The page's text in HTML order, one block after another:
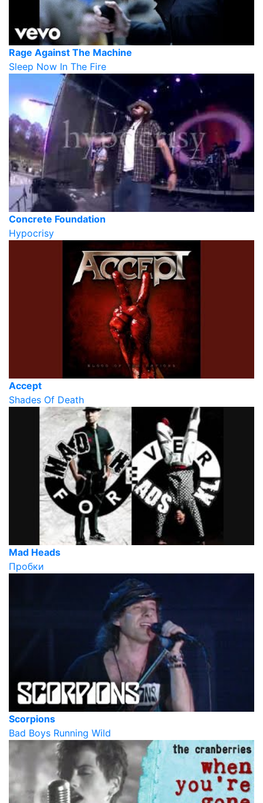
Rage Against The Machine
Sleep Now In The Fire
Concrete Foundation
Hypocrisy
Accept
Shades Of Death
Mad Heads
Пробки
Scorpions
Bad Boys Running Wild